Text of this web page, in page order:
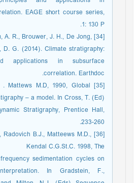
EAGE short course series,
1: 130 P.
A. R., Brouwer, J. H., De Jong,
D. G. (2014). Climate stratigraphy:
applications in subsurface
correlation. Earthdoc.
. Mattews M.D, 1990, Global
– a model. In Cross, T. (Ed)
Stratigraphy, Prentice Hall,
233-260.
Radovich B.J., Matteews M.D.,
Kendal C.G.St.C. 1998, The
sedimentation cycles on
In Gradstein, F.,